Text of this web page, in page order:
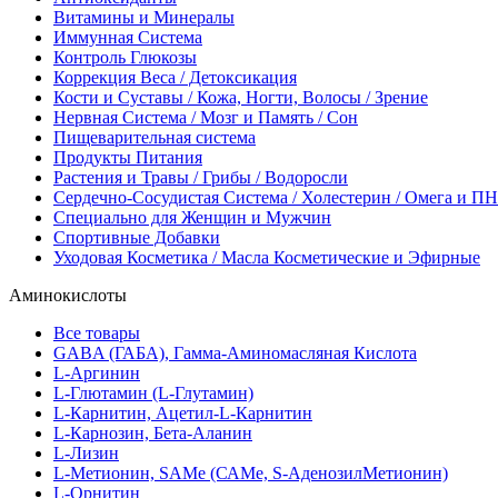
Витамины и Минералы
Иммунная Система
Контроль Глюкозы
Коррекция Веса / Детоксикация
Кости и Суставы / Кожа, Ногти, Волосы / Зрение
Нервная Система / Мозг и Память / Сон
Пищеварительная система
Продукты Питания
Растения и Травы / Грибы / Водоросли
Сердечно-Сосудистая Система / Холестерин / Омега и
Специально для Женщин и Мужчин
Спортивные Добавки
Уходовая Косметика / Масла Косметические и Эфирные
Аминокислоты
Все товары
GABA (ГАБА), Гамма-Аминомасляная Кислота
L-Аргинин
L-Глютамин (L-Глутамин)
L-Карнитин, Ацетил-L-Карнитин
L-Карнозин, Бета-Аланин
L-Лизин
L-Метионин, SAMe (САМе, S-АденозилМетионин)
L-Орнитин